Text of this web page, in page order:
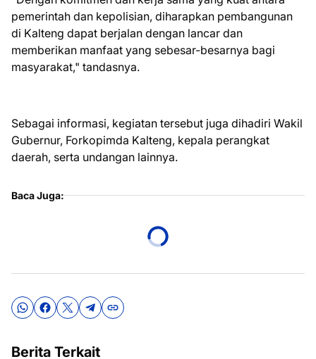
pemerintah dan kepolisian, diharapkan pembangunan
di Kalteng dapat berjalan dengan lancar dan
memberikan manfaat yang sebesar-besarnya bagi
masyarakat," tandasnya.
Sebagai informasi, kegiatan tersebut juga dihadiri Wakil
Gubernur, Forkopimda Kalteng, kepala perangkat
daerah, serta undangan lainnya.
Baca Juga:
Berita Terkait